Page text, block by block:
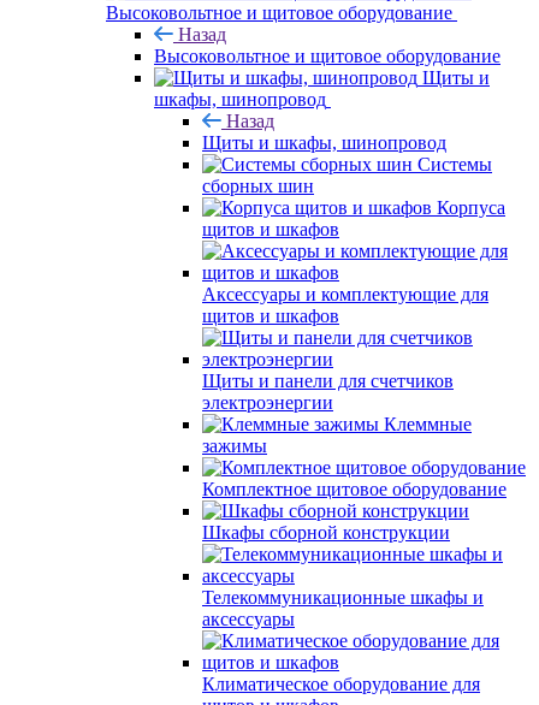
Высоковольтное и щитовое оборудование
Назад
Высоковольтное и щитовое оборудование
Щиты и
шкафы, шинопровод
Назад
Щиты и шкафы, шинопровод
Системы
сборных шин
Корпуса
щитов и шкафов
Аксессуары и комплектующие для
щитов и шкафов
Щиты и панели для счетчиков
электроэнергии
Клеммные
зажимы
Комплектное щитовое оборудование
Шкафы сборной конструкции
Телекоммуникационные шкафы и
аксессуары
Климатическое оборудование для